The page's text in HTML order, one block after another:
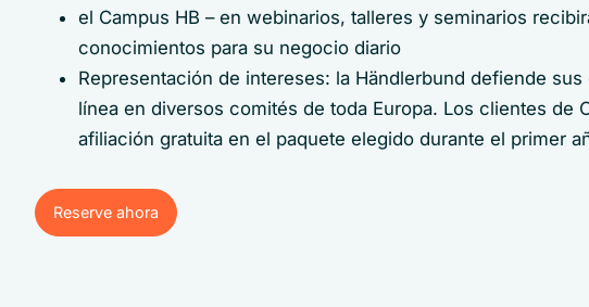
el Campus HB – en webinarios, talleres y seminarios
conocimientos para su negocio diario
Representación de intereses: la Händlerbund defiende
línea en diversos comités de toda Europa. Los clientes de
afiliación gratuita en el paquete elegido durante el primer
Reserve ahora
Reserve ahora